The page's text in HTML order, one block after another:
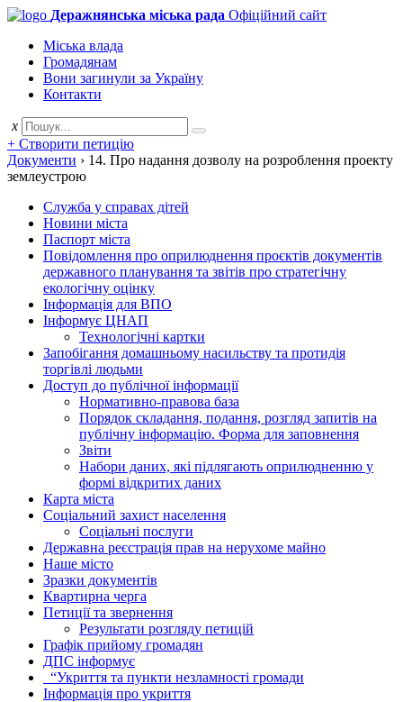
Деражнянська міська рада Офіційний сайт
Міська влада
Громадянам
Вони загинули за Україну
Контакти
x
+ Створити петицію
Документи › 14. Про надання дозволу на розроблення проекту
землеустрою
Служба у справах дітей
Новини міста
Паспорт міста
Повідомлення про оприлюднення проєктів документів
державного планування та звітів про стратегічну
екологічну оцінку
Інформація для ВПО
Інформує ЦНАП
Технологічні картки
Запобігання домашньому насильству та протидія
торгівлі людьми
Доступ до публічної інформації
Нормативно-правова база
Порядок складання, подання, розгляд запитів на
публічну інформацію. Форма для заповнення
Звіти
Набори даних, які підлягають оприлюдненню у
формі відкритих даних
Карта міста
Соціальний захист населення
Соціальні послуги
Державна реєстрація прав на нерухоме майно
Наше місто
Зразки документів
Квартирна черга
Петиції та звернення
Результати розгляду петицій
Графік прийому громадян
ДПС інформує
“Укриття та пункти незламності громади
Інформація про укриття